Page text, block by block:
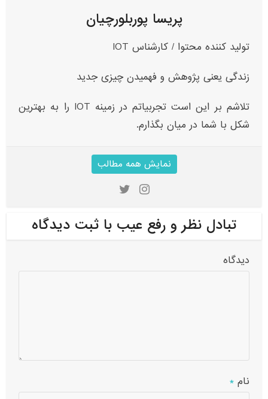
پریسا پوربلورچیان
تولید کننده محتوا / کارشناس IOT
زندگی یعنی پژوهش و فهمیدن چیزی جدید
تلاشم بر این است تجربیاتم در زمینه IOT‌ را به بهترین
شکل با شما در میان بگذارم.
نمایش همه مطالب
تبادل نظر و رفع عیب با ثبت دیدگاه
دیدگاه
نام*